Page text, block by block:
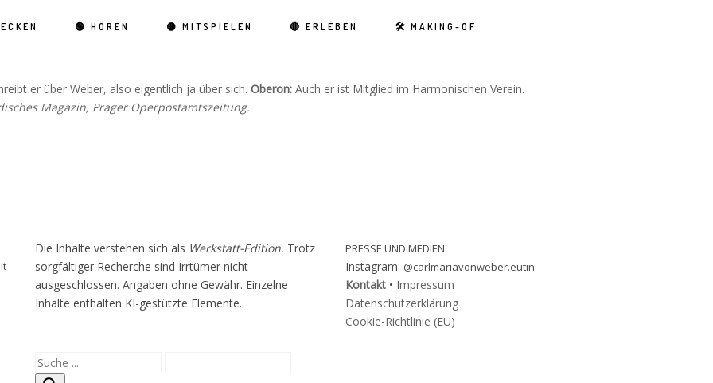
🟢 HÖREN 🟡 MITSPIELEN 🔴 ERLEBEN 🛠 MAKING-OF
er über Weber, also eigentlich ja über sich. Oberon: Auch er ist Mitglied im Harmonischen Verein.
Magazin, Prager Operpostamtszeitung.
Die Inhalte verstehen sich als Werkstatt-Edition. Trotz
sorgfältiger Recherche sind Irrtümer nicht
ausgeschlossen. Angaben ohne Gewähr. Einzelne
Inhalte enthalten KI-gestützte Elemente.
PRESSE UND MEDIEN
Instagram: @carlmariavonweber.eutin
Kontakt • Impressum
Datenschutzerklärung
Cookie-Richtlinie (EU)